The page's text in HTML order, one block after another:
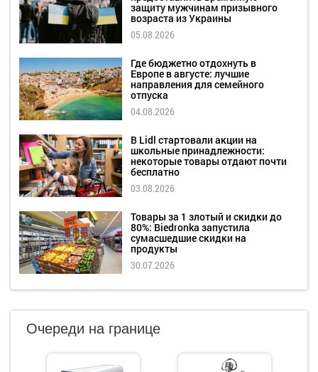
защиту мужчинам призывного
возраста из Украины
05.08.2026
Где бюджетно отдохнуть в
Европе в августе: лучшие
направления для семейного
отпуска
04.08.2026
В Lidl стартовали акции на
школьные принадлежности:
некоторые товары отдают почти
бесплатно
03.08.2026
Товары за 1 злотый и скидки до
80%: Biedronka запустила
сумасшедшие скидки на
продукты
30.07.2026
Очереди на границе